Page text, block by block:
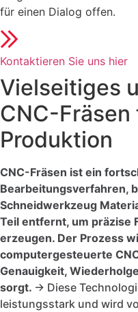
für einen Dialog offen.
Kontaktieren Sie uns hier
Vielseitiges
CNC-
Produktion
CNC-Fräsen ist ein
Bearbeitungsverfahren,
Schneidwerkzeug
Teil entfernt, um präzise
erzeugen. Der Prozess
computergesteuerte
Genauigkeit,
sorgt. → Diese
leistungsstark und wird